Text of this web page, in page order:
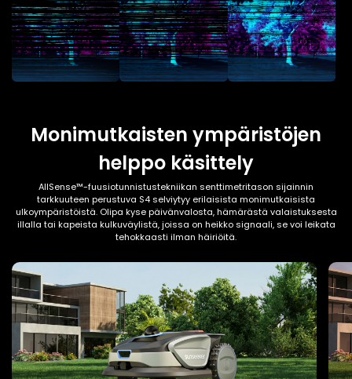
Monimutkaisten ympäristöjen
helppo käsittely
AllSense™-fuusiotunnistustekniikan senttimetritason sijainnin
tarkkuuteen perustuva S4 selviytyy erilaisista monimutkaisista
ulkoympäristöistä. Olipa kyse päivänvalosta, hämärästä valaistuksesta
illalla tai kapeista kulkuväylistä, joissa on heikko signaali, se voi leikata
tehokkaasti ilman häiriöitä.